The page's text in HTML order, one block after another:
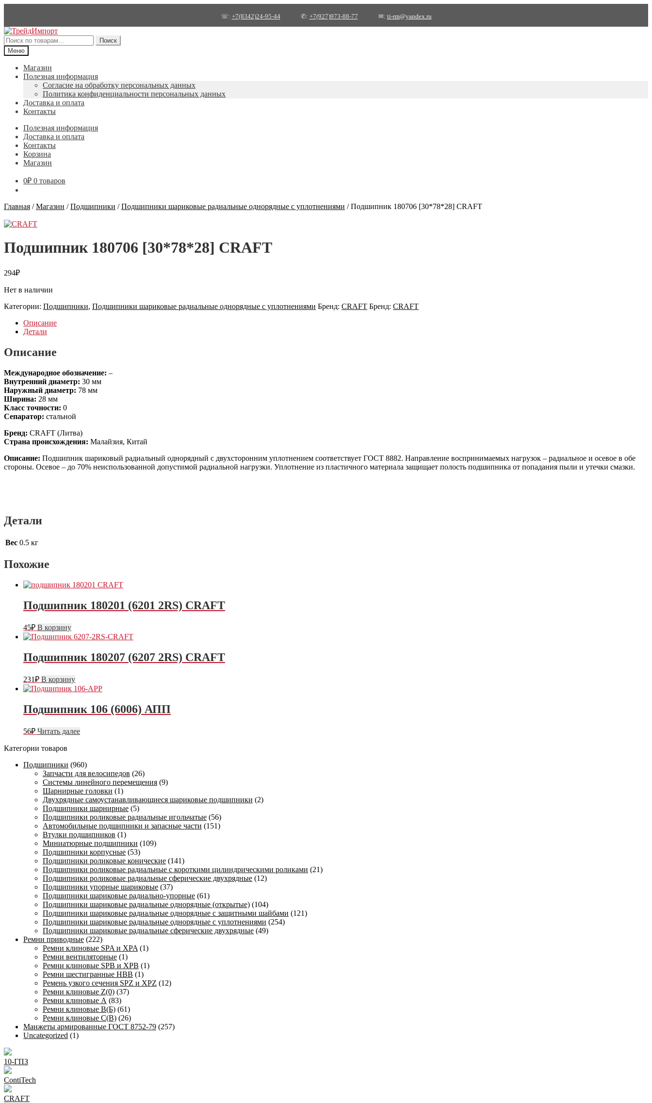
☏: +7(8342)24-95-44✆: +7(927)973-88-77 ✉: ti-rm@yandex.ru
Перейти
к
навигации
Перейти
к
содержимому
Искать:
Поиск
Меню
Магазин
Полезная информация
Согласие на обработку персональных данных
Политика конфиденциальности персональных данных
Доставка и оплата
Контакты
Полезная информация
Доставка и оплата
Контакты
Корзина
Магазин
0₽ 0 товаров
Главная /Магазин /Подшипники /Подшипники шариковые радиальные однорядные с уплотнениями /Подшипник 180706 [30*78*28] CRAFT
Подшипник 180706 [30*78*28] CRAFT
294₽
Нет в наличии
Категории: Подшипники, Подшипники шариковые радиальные однорядные с уплотнениями Бренд: CRAFT Бренд: CRAFT
Описание
Детали
Описание
Международное обозначение: –
Внутренний диаметр: 30 мм
Наружный диаметр: 78 мм
Ширина: 28 мм
Класс точности: 0
Сепаратор: стальной
Бренд: CRAFT (Литва)
Страна происхождения: Малайзия, Китай
Описание: Подшипник шариковый радиальный однорядный с двухсторонним уплотнением соответствует ГОСТ 8882. Направление воспринимаемых нагрузок – радиальное и осевое в обе
стороны. Осевое – до 70% неиспользованной допустимой радиальной нагрузки. Уплотнение из пластичного материала защищает полость подшипника от попадания пыли и утечки смазки.
Детали
Вес 0.5 кг
Похожие
Подшипник 180201 (6201 2RS) CRAFT
45₽ В корзину
Подшипник 180207 (6207 2RS) CRAFT
231₽ В корзину
Подшипник 106 (6006) АПП
56₽ Читать далее
Категории товаров
Подшипники (960)
Запчасти для велосипедов (26)
Системы линейного перемещения (9)
Шарнирные головки (1)
Двухрядные самоустанавливающиеся шариковые подшипники (2)
Подшипники шарнирные (5)
Подшипники роликовые радиальные игольчатые (56)
Автомобильные подшипники и запасные части (151)
Втулки подшипников (1)
Миниатюрные подшипники (109)
Подшипники корпусные (53)
Подшипники роликовые конические (141)
Подшипники роликовые радиальные с короткими цилиндрическими роликами (21)
Подшипники роликовые радиальные сферические двухрядные (12)
Подшипники упорные шариковые (37)
Подшипники шариковые радиально-упорные (61)
Подшипники шариковые радиальные однорядные (открытые) (104)
Подшипники шариковые радиальные однорядные с защитными шайбами (121)
Подшипники шариковые радиальные однорядные с уплотнениями (254)
Подшипники шариковые радиальные сферические двухрядные (49)
Ремни приводные (222)
Ремни клиновые SPA и XPA (1)
Ремни вентиляторные (1)
Ремни клиновые SPB и XPB (1)
Ремни шестигранные HBB (1)
Ремень узкого сечения SPZ и XPZ (12)
Ремни клиновые Z(0) (37)
Ремни клиновые А (83)
Ремни клиновые В(Б) (61)
Ремни клиновые С(В) (26)
Манжеты армированные ГОСТ 8752-79 (257)
Uncategorized (1)
10-ГПЗ
ContiTech
CRAFT